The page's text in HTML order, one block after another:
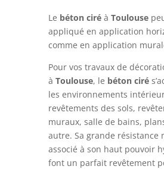
Le béton ciréà Toulouse
appliqué en application
comme en application
Pour vos travaux de
à Toulouse, le béton ciré
les environnements
revêtements des sols,
muraux, salle de bains,
autre. Sa grande résistance
associé à son haut pouvoir
font un parfait revêtement